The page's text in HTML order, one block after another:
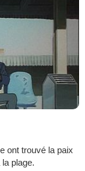
ont trouvé la paix
plage.